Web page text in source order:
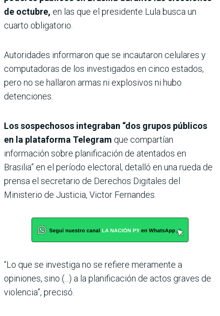
de octubre, en las que el presidente Lula busca un
cuarto obligatorio.
Autoridades informaron que se incautaron celulares y
computadoras de los investigados en cinco estados,
pero no se hallaron armas ni explosivos ni hubo
detenciones.
Los sospechosos integraban “dos grupos públicos
en la plataforma Telegram que compartían
información sobre planificación de atentados en
Brasilia” en el período electoral, detalló en una rueda de
prensa el secretario de Derechos Digitales del
Ministerio de Justicia, Victor Fernandes.
“Lo que se investiga no se refiere meramente a
opiniones, sino (...) a la planificación de actos graves de
violencia”, precisó.